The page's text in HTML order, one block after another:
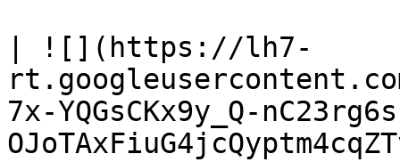
| ![](https://lh7-
7x-YQGsCKx9y_Q-